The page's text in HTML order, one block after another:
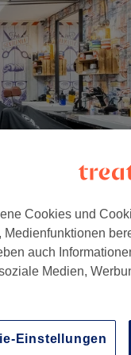
Bartrasur, Wachs
Cookies und
Medienfunktionen
auch
Medien,
Einstellungen